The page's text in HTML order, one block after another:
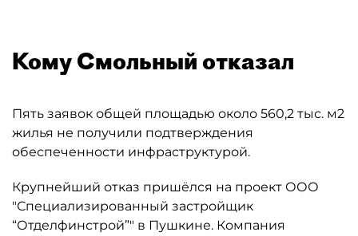
Кому Смольный отказал
Пять заявок общей площадью около 560,2 тыс. м2
жилья не получили подтверждения
обеспеченности инфраструктурой.
Крупнейший отказ пришёлся на проект ООО
"Специализированный застройщик
“Отделфинстрой”" в Пушкине. Компания